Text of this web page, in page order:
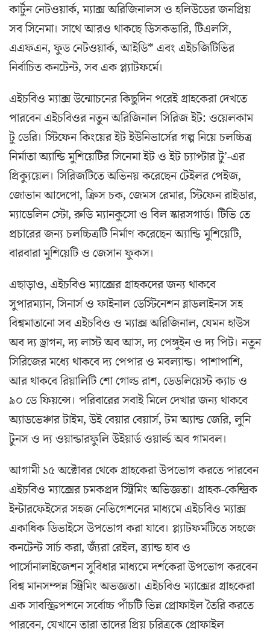
কার্টুন নেটওয়ার্ক, ম্যাক্স অরিজিনালস ও হলিউডের জনপ্রিয়
সব সিনেমা। সাথে আরও থাকছে ডিসকভারি, টিএলসি,
এএফএন, ফুড নেটওয়ার্ক, আইডি* এবং এইচজিটিভির
নির্বাচিত কনটেন্ট, সব এক প্ল্যাটফর্মে।
এইচবিও ম্যাক্স উন্মোচনের কিছুদিন পরেই গ্রাহকেরা দেখতে
পারবেন এইচবিওর নতুন অরিজিনাল সিরিজ ইট: ওয়েলকাম
টু ডেরি। স্টিফেন কিংয়ের ইট ইউনিভার্সের গল্প নিয়ে চলচ্চিত্র
নির্মাতা অ্যান্ডি মুশিয়েটির সিনেমা ইট ও ইট চ্যাপ্টার টু’-এর
প্রিক্যুয়েল। সিরিজটিতে অভিনয় করেছেন টেইলর পেইজ,
জোভান আদেপো, ক্রিস চক, জেমস রেমার, স্টিফেন রাইডার,
ম্যাডেলিন স্টো, রুডি ম্যানকুসো ও বিল স্কারসগার্ড। টিভি তে
প্রচারের জন্য চলচ্চিত্রটি নির্মাণ করেছেন অ্যান্ডি মুশিয়েটি,
বারবারা মুশিয়েটি ও জেসান ফুকস।
এছাড়াও, এইচবিও ম্যাক্সের গ্রাহকদের জন্য থাকবে
সুপারম্যান, সিনার্স ও ফাইনাল ডেস্টিনেশন ব্লাডলাইনস সহ
বিশ্বমাতানো সব এইচবিও ও ম্যাক্স অরিজিনাল, যেমন হাউস
অব দ্য ড্রাগন, দ্য লাস্ট অব আস, দ্য পেঙ্গুইন ও দ্য পিট। নতুন
সিরিজের মধ্যে থাকবে দ্য পেপার ও মবল্যান্ড। পাশাপাশি,
আর থাকবে রিয়ালিটি শো গোল্ড রাশ, ডেডলিয়েস্ট ক্যাচ ও
৯০ ডে ফিয়ন্সে। পরিবারের সবাই মিলে দেখার জন্য থাকবে
অ্যাডভেঞ্চার টাইম, উই বেয়ার বেয়ার্স, টম অ্যান্ড জেরি, লুনি
টুনস ও দ্য ওয়ান্ডারফুলি উইয়ার্ড ওয়ার্ল্ড অব গামবল।
আগামী ১৫ অক্টোবর থেকে গ্রাহকেরা উপভোগ করতে পারবেন
এইচবিও ম্যাক্সের চমকপ্রদ স্ট্রিমিং অভিজ্ঞতা। গ্রাহক-কেন্দ্রিক
ইন্টারফেইসের সহজ নেভিগেশনের মাধ্যমে এইচবিও ম্যাক্স
একাধিক ডিভাইসে উপভোগ করা যাবে। প্ল্যাটফর্মটিতে সহজে
কনটেন্ট সার্চ করা, জ্যঁরা রেইল, ব্র্যান্ড হাব ও
পার্সোনালাইজেশন সুবিধার মাধ্যমে দর্শকেরা উপভোগ করবেন
বিশ্ব মানসম্পন্ন স্ট্রিমিং অভজ্ঞতা। এইচবিও ম্যাক্সের গ্রাহকেরা
এক সাবস্ক্রিপশনে সর্বোচ্চ পাঁচটি ভিন্ন প্রোফাইল তৈরি করতে
পারবেন, যেখানে তারা তাদের প্রিয় চরিত্রকে প্রোফাইল